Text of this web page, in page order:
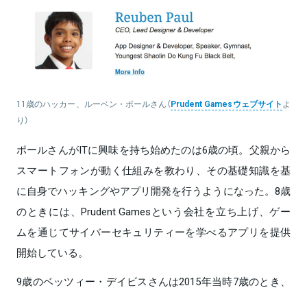
11歳のハッカー、ルーベン・ポールさん（Prudent Gamesウェブサイトよ
り）
ポールさんがITに興味を持ち始めたのは6歳の頃。父親から
スマートフォンが動く仕組みを教わり、その基礎知識を基
に自身でハッキングやアプリ開発を行うようになった。8歳
のときには、Prudent Gamesという会社を立ち上げ、ゲー
ムを通じてサイバーセキュリティーを学べるアプリを提供
開始している。
9歳のベッツィー・デイビスさんは2015年当時7歳のとき、